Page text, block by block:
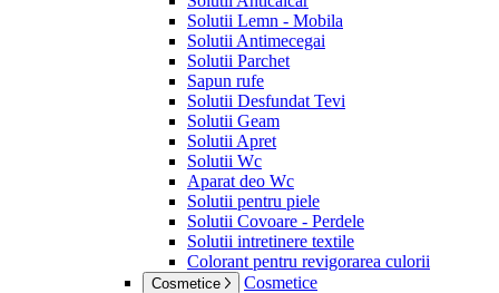
Solutii Lemn - Mobila
Solutii Antimecegai
Solutii Parchet
Sapun rufe
Solutii Desfundat Tevi
Solutii Geam
Solutii Apret
Solutii Wc
Aparat deo Wc
Solutii pentru piele
Solutii Covoare - Perdele
Solutii intretinere textile
Colorant pentru revigorarea culorii
Cosmetice Cosmetice